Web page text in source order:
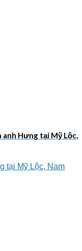
Hưng tại Mỹ Lộc,
tại Mỹ Lộc, Nam